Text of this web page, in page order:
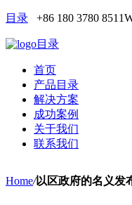
目录 +86 180 3780 8511
目录
首页
产品目录
解决方案
成功案例
关于我们
联系我们
Home/以区政府的名义发